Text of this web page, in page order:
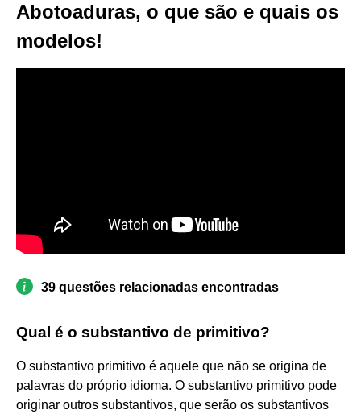
Abotoaduras, o que são e quais os
modelos!
39 questões relacionadas encontradas
Qual é o substantivo de primitivo?
O substantivo primitivo é aquele que não se origina de
palavras do próprio idioma. O substantivo primitivo pode
originar outros substantivos, que serão os substantivos